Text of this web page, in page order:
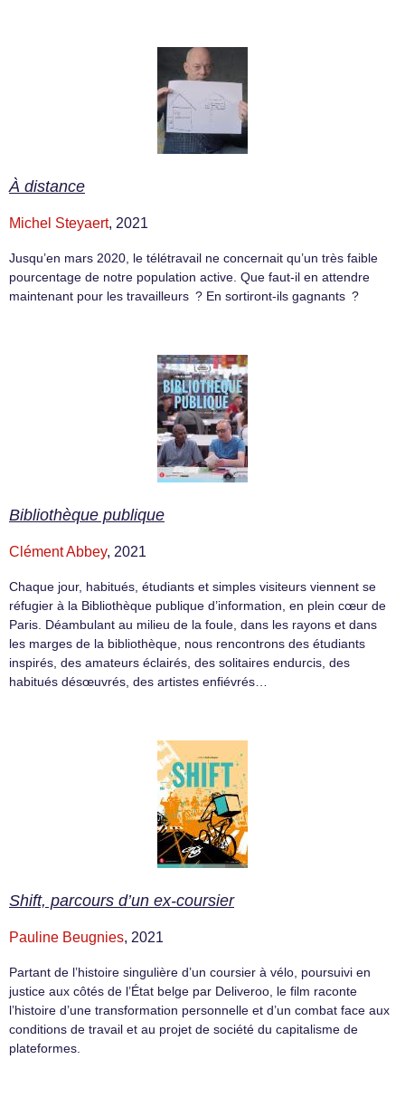
À distance
Michel Steyaert, 2021
Jusqu’en mars 2020, le télétravail ne concernait qu’un très faible
pourcentage de notre population active. Que faut-il en attendre
maintenant pour les travailleurs ? En sortiront-ils gagnants ?
Bibliothèque publique
Clément Abbey, 2021
Chaque jour, habitués, étudiants et simples visiteurs viennent se
réfugier à la Bibliothèque publique d’information, en plein cœur de
Paris. Déambulant au milieu de la foule, dans les rayons et dans
les marges de la bibliothèque, nous rencontrons des étudiants
inspirés, des amateurs éclairés, des solitaires endurcis, des
habitués désœuvrés, des artistes enfiévrés…
Shift, parcours d’un ex-coursier
Pauline Beugnies, 2021
Partant de l’histoire singulière d’un coursier à vélo, poursuivi en
justice aux côtés de l’État belge par Deliveroo, le film raconte
l’histoire d’une transformation personnelle et d’un combat face aux
conditions de travail et au projet de société du capitalisme de
plateformes.